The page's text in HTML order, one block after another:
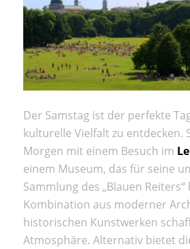
Der Samstag ist der perfekte
kulturelle Vielfalt zu entdecken.
Morgen mit einem Besuch im
einem Museum, das für seine
Sammlung des „Blauen
Kombination aus moderner
historischen Kunstwerken
Atmosphäre. Alternativ bietet